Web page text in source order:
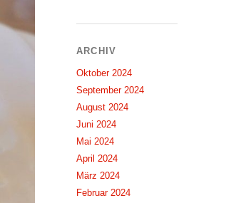
ARCHIV
Oktober 2024
September 2024
August 2024
Juni 2024
Mai 2024
April 2024
März 2024
Februar 2024